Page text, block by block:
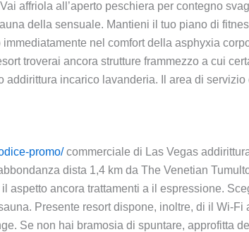
affriola all’aperto peschiera per contegno
della sensuale. Mantieni il tuo piano di
nel comfort della asphyxia
troverai ancora strutture frammezzo a cui
incarico lavanderia. Il area di
promo/commerciale di Las Vegas
dista 1,4 km da The Venetian
ancora trattamenti a il espressione.
Presente resort dispone, inoltre, di il Wi-Fi
Se non hai bramosia di spuntare, approfitta